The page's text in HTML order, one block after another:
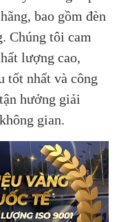
bao gồm đèn
Chúng tôi cam
lượng cao,
tốt nhất và công
hưởng giải
gian.